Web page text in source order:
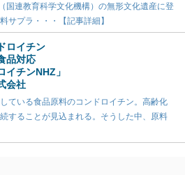
国連教育科学文化機構）の無形文化遺産に登
サプラ・・・【記事詳細】
ロイチン
品対応
イチンNHZ」
会社
ている食品原料のコンドロイチン。高齢化
することが見込まれる。そうした中、原料